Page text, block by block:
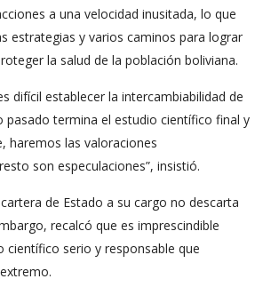
a una velocidad inusitada, lo que
estrategias y varios caminos para lograr
la salud de la población boliviana.
difícil establecer la intercambiabilidad de
pasado termina el estudio científico final y
haremos las valoraciones
son especulaciones”, insistió.
de Estado a su cargo no descarta
recalcó que es imprescindible
científico serio y responsable que